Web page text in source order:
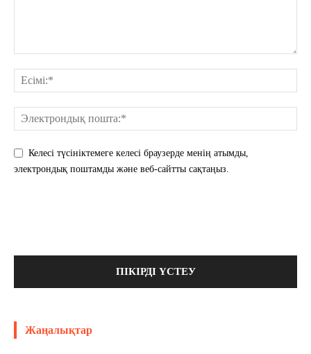
Келесі түсініктемеге келесі браузерде менің атымды,
электрондық поштамды және веб-сайтты сақтаңыз.
Жаңалықтар